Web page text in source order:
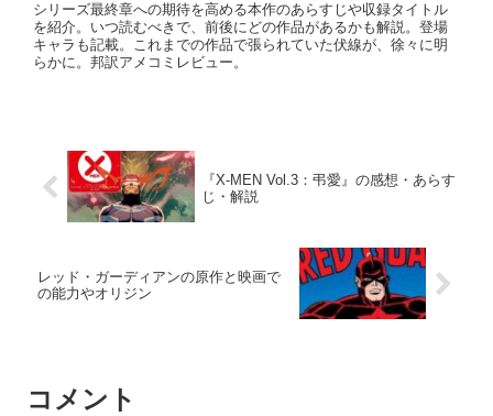
シリーズ最終章への期待を高める本作のあらすじや収録タイトル
を紹介。いつ読むべきで、前後にどの作品があるかも解説。登場
キャラも記載。これまでの作品で張られていた伏線が、徐々に明
らかに。邦訳アメコミレビュー。
『X-MEN Vol.3：弔愛』の感想・あらす
じ・解説
レッド・ガーディアンの原作と映画で
の能力やオリジン
コメント